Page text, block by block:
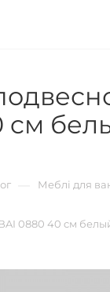
cм
Меблі для
0880 40 cм